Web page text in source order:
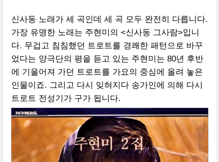
신사동 노래가 세 곡인데 세 곡 모두 완전히 다릅니다.
가장 유명한 노래는 주현미의 <신사동 그사람>입니
다. 무겁고 침침했던 트로트를 경쾌한 패턴으로 바꾸
었다는 양극단의 평을 듣고 있는 주현미는 80년 후반
에 기울어져 가던 트로트를 가요의 중심에 올려 놓은
인물이죠. 그리고 다시 잊혀지다 송가인에 의해 다시
트로트 전성기가 구가 됩니다.